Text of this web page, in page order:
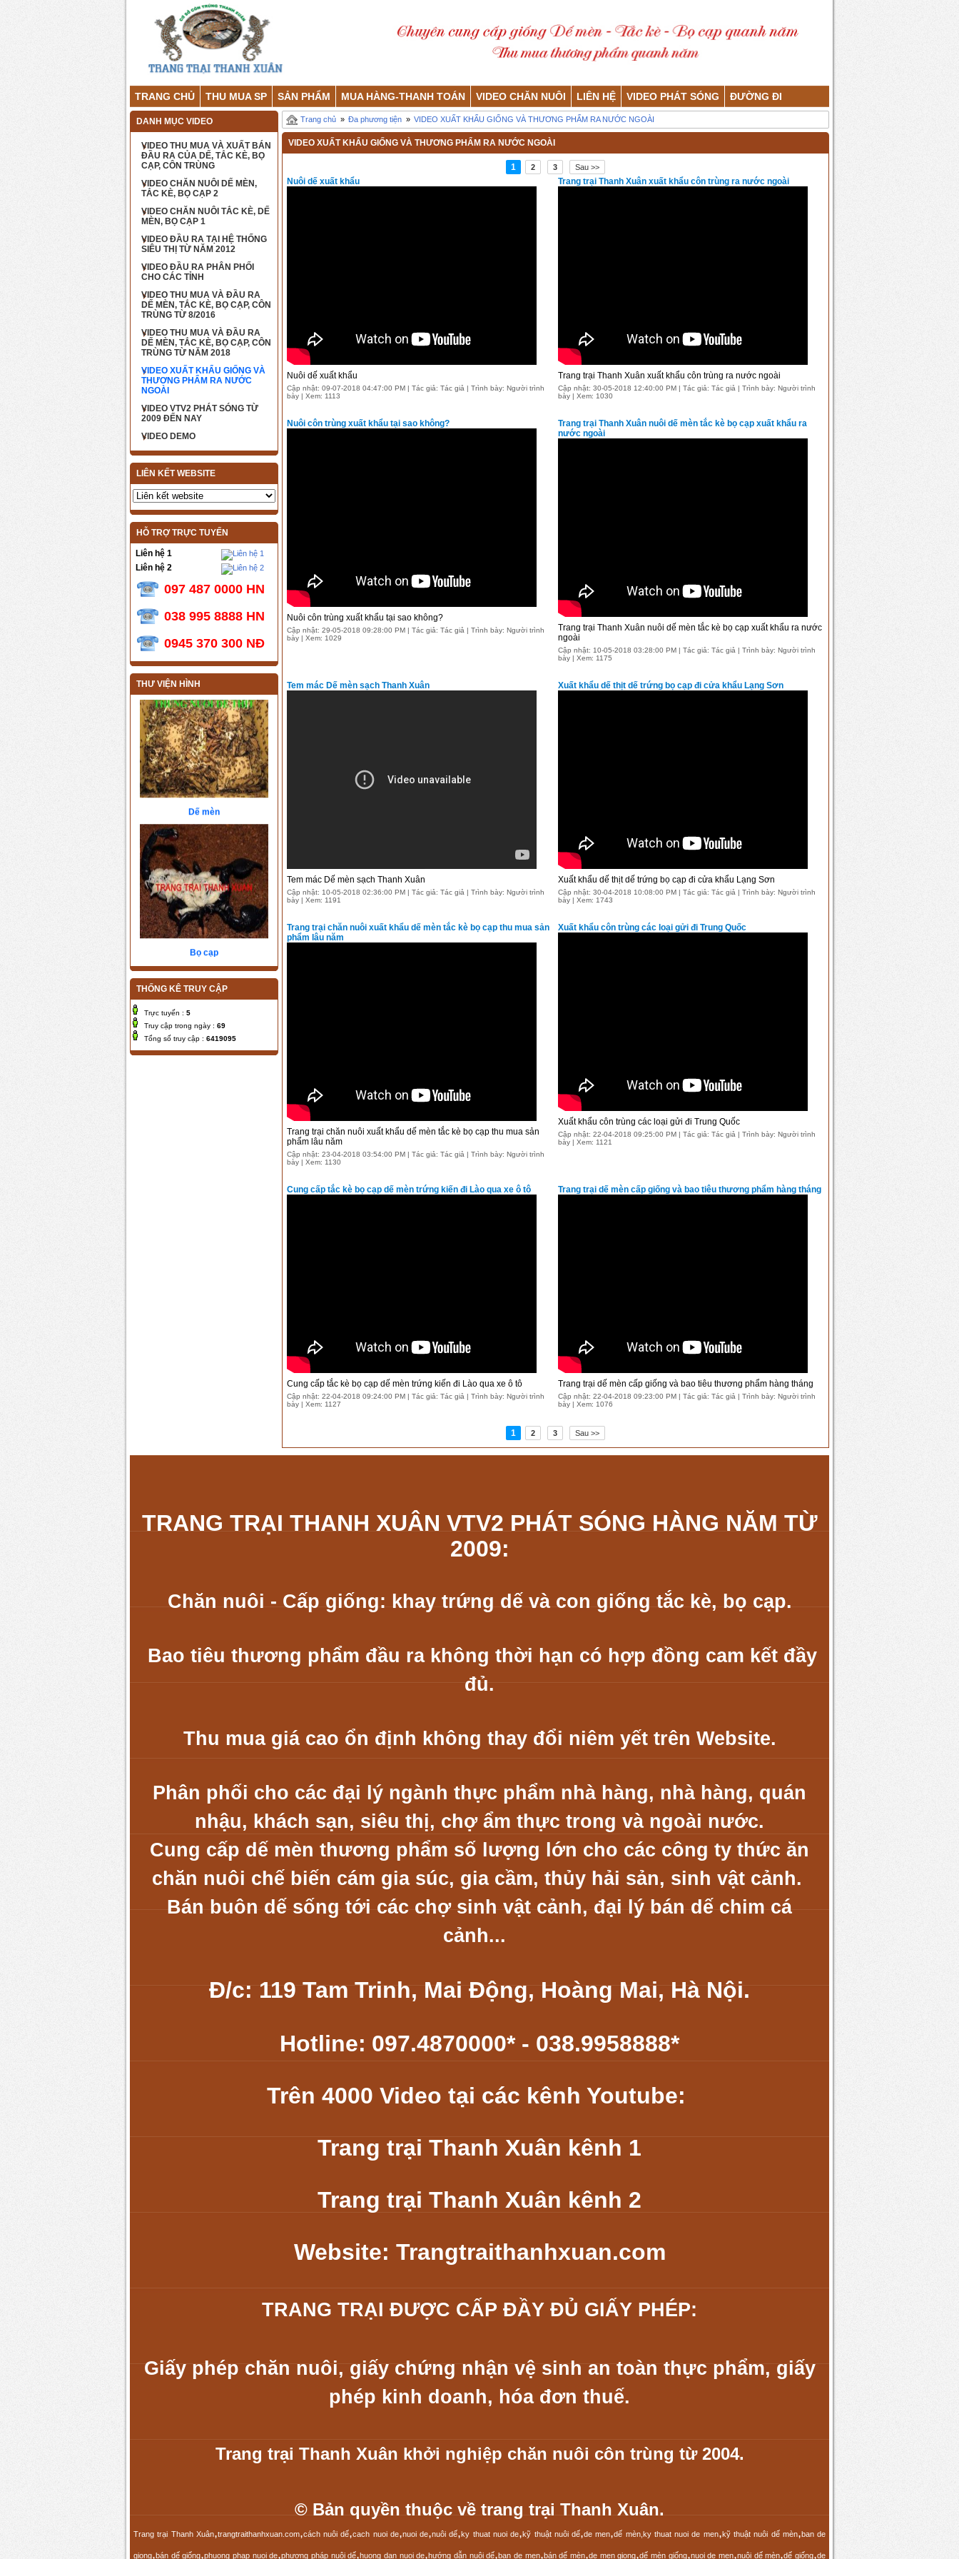
TRANG CHỦ THU MUA SP SẢN PHẨM MUA HÀNG-THANH TOÁN VIDEO CHĂN NUÔI LIÊN HỆ VIDEO PHÁT SÓNG ĐƯỜNG ĐI
DANH MỤC VIDEO
VIDEO THU MUA VÀ XUẤT BÁN
ĐẦU RA CỦA DẾ, TẮC KÈ, BỌ
CẠP, CÔN TRÙNG
VIDEO CHĂN NUÔI DẾ MÈN,
TẮC KÈ, BỌ CẠP 2
VIDEO CHĂN NUÔI TẮC KÈ, DẾ
MÈN, BỌ CẠP 1
VIDEO ĐẦU RA TẠI HỆ THỐNG
SIÊU THỊ TỪ NĂM 2012
VIDEO ĐẦU RA PHÂN PHỐI
CHO CÁC TỈNH
VIDEO THU MUA VÀ ĐẦU RA
DẾ MÈN, TẮC KÈ, BỌ CẠP, CÔN
TRÙNG TỪ 8/2016
VIDEO THU MUA VÀ ĐẦU RA
DẾ MÈN, TẮC KÈ, BỌ CẠP, CÔN
TRÙNG TỪ NĂM 2018
VIDEO XUẤT KHẨU GIỐNG VÀ
THƯƠNG PHẨM RA NƯỚC
NGOÀI
VIDEO VTV2 PHÁT SÓNG TỪ
2009 ĐẾN NAY
VIDEO DEMO
LIÊN KẾT WEBSITE
HỖ TRỢ TRỰC TUYẾN
Liên hệ 1
Liên hệ 2
097 487 0000 HN
038 995 8888 HN
0945 370 300 NĐ
THƯ VIỆN HÌNH
Dế mèn
Bọ cạp
THỐNG KÊ TRUY CẬP
Trực tuyến : 5
Truy cập trong ngày : 69
Tổng số truy cập : 6419095
Trang chủ » Đa phương tiện » VIDEO XUẤT KHẨU GIỐNG VÀ THƯƠNG PHẨM RA NƯỚC NGOÀI
VIDEO XUẤT KHẨU GIỐNG VÀ THƯƠNG PHẨM RA NƯỚC NGOÀI
1 2 3 Sau >>
Nuôi dế xuất khẩu
Nuôi dế xuất khẩu
Cập nhật: 09-07-2018 04:47:00 PM | Tác giả: Tác giả | Trình bày: Người trình
bày | Xem: 1113
Trang trại Thanh Xuân xuất khẩu côn trùng ra nước ngoài
Trang trại Thanh Xuân xuất khẩu côn trùng ra nước ngoài
Cập nhật: 30-05-2018 12:40:00 PM | Tác giả: Tác giả | Trình bày: Người trình
bày | Xem: 1030
Nuôi côn trùng xuất khẩu tại sao không?
Nuôi côn trùng xuất khẩu tại sao không?
Cập nhật: 29-05-2018 09:28:00 PM | Tác giả: Tác giả | Trình bày: Người trình
bày | Xem: 1029
Trang trại Thanh Xuân nuôi dế mèn tắc kè bọ cạp xuất khẩu ra
nước ngoài
Trang trại Thanh Xuân nuôi dế mèn tắc kè bọ cạp xuất khẩu ra nước
ngoài
Cập nhật: 10-05-2018 03:28:00 PM | Tác giả: Tác giả | Trình bày: Người trình
bày | Xem: 1175
Tem mác Dế mèn sạch Thanh Xuân
Tem mác Dế mèn sạch Thanh Xuân
Cập nhật: 10-05-2018 02:36:00 PM | Tác giả: Tác giả | Trình bày: Người trình
bày | Xem: 1191
Xuất khẩu dế thịt dế trứng bọ cạp đi cửa khẩu Lạng Sơn
Xuất khẩu dế thịt dế trứng bọ cạp đi cửa khẩu Lạng Sơn
Cập nhật: 30-04-2018 10:08:00 PM | Tác giả: Tác giả | Trình bày: Người trình
bày | Xem: 1743
Trang trại chăn nuôi xuất khẩu dế mèn tắc kè bọ cạp thu mua sản
phẩm lâu năm
Trang trại chăn nuôi xuất khẩu dế mèn tắc kè bọ cạp thu mua sản
phẩm lâu năm
Cập nhật: 23-04-2018 03:54:00 PM | Tác giả: Tác giả | Trình bày: Người trình
bày | Xem: 1130
Xuất khẩu côn trùng các loại gửi đi Trung Quốc
Xuất khẩu côn trùng các loại gửi đi Trung Quốc
Cập nhật: 22-04-2018 09:25:00 PM | Tác giả: Tác giả | Trình bày: Người trình
bày | Xem: 1121
Cung cấp tắc kè bọ cạp dế mèn trứng kiến đi Lào qua xe ô tô
Cung cấp tắc kè bọ cạp dế mèn trứng kiến đi Lào qua xe ô tô
Cập nhật: 22-04-2018 09:24:00 PM | Tác giả: Tác giả | Trình bày: Người trình
bày | Xem: 1127
Trang trại dế mèn cấp giống và bao tiêu thương phẩm hàng tháng
Trang trại dế mèn cấp giống và bao tiêu thương phẩm hàng tháng
Cập nhật: 22-04-2018 09:23:00 PM | Tác giả: Tác giả | Trình bày: Người trình
bày | Xem: 1076
1 2 3 Sau >>
TRANG TRẠI THANH XUÂN VTV2 PHÁT SÓNG HÀNG NĂM TỪ
2009:
Chăn nuôi - Cấp giống: khay trứng dế và con giống tắc kè, bọ cạp.
Bao tiêu thương phẩm đầu ra không thời hạn có hợp đồng cam kết đầy
đủ.
Thu mua giá cao ổn định không thay đổi niêm yết trên Website.
Phân phối cho các đại lý ngành thực phẩm nhà hàng, nhà hàng, quán
nhậu, khách sạn, siêu thị, chợ ẩm thực trong và ngoài nước.
Cung cấp dế mèn thương phẩm số lượng lớn cho các công ty thức ăn
chăn nuôi chế biến cám gia súc, gia cầm, thủy hải sản, sinh vật cảnh.
Bán buôn dế sống tới các chợ sinh vật cảnh, đại lý bán dế chim cá
cảnh...
Đ/c: 119 Tam Trinh, Mai Động, Hoàng Mai, Hà Nội.
Hotline: 097.4870000* - 038.9958888*
Trên 4000 Video tại các kênh Youtube:
Trang trại Thanh Xuân kênh 1
Trang trại Thanh Xuân kênh 2
Website: Trangtraithanhxuan.com
TRANG TRẠI ĐƯỢC CẤP ĐẦY ĐỦ GIẤY PHÉP:
Giấy phép chăn nuôi, giấy chứng nhận vệ sinh an toàn thực phẩm, giấy
phép kinh doanh, hóa đơn thuế.
Trang trại Thanh Xuân khởi nghiệp chăn nuôi côn trùng từ 2004.
© Bản quyền thuộc về trang trại Thanh Xuân.
Trang trại Thanh Xuân,trangtraithanhxuan.com,cách nuôi dế,cach nuoi de,nuoi de,nuôi dế,ky thuat nuoi de,kỹ thuật nuôi dế,de men,dế mèn,ky thuat nuoi de men,kỹ thuật nuôi dế mèn,ban de
giong,bán dế giống,phuong phap nuoi de,phương pháp nuôi dế,huong dan nuoi de,hướng dẫn nuôi dế,ban de men,bán dế mèn,de men giong,dế mèn giống,nuoi de men,nuôi dế mèn,dế giống,de